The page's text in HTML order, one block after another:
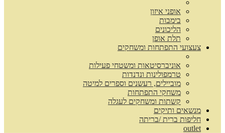
אופני איזון
בימבות
הליכונים
תלת אופן
צעצועי התפתחות ומשחקים
אוניברסיטאות ומשטחי פעילות
טרמפולינות ונדנדות
מוביילים, רעשנים וספרים למיטה
משחקי התפתחות
קשתות ומשחקים לעגלה
מנשאים ותיקים
חליפות ברית /בריתה
outlet